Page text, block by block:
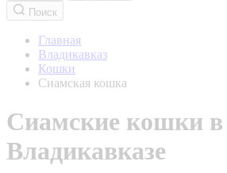
Поиск
Главная
Владикавказ
Кошки
Сиамская кошка
Сиамские кошки в
Владикавказе